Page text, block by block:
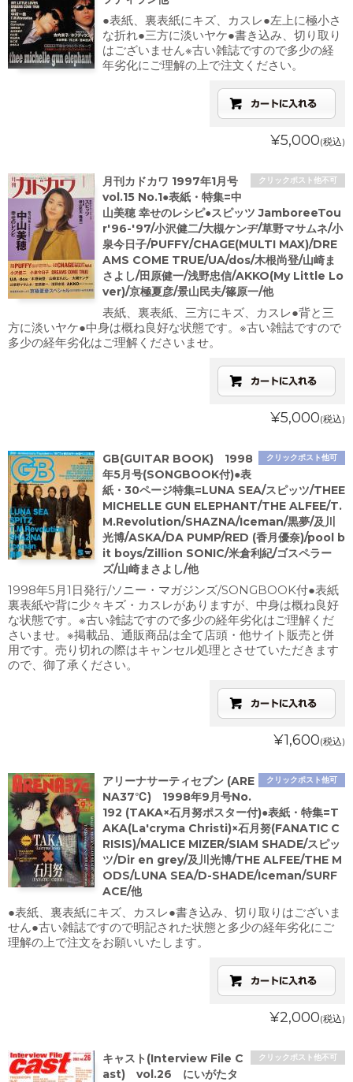
●表紙、裏表紙にキズ、カスレ●左上に極小さ
な折れ●三方に淡いヤケ●書き込み、切り取り
はございません※古い雑誌ですので多少の経
年劣化にご理解の上で注文ください。
¥5,000(税込)
クリックポスト他不可
月刊カドカワ 1997年1月号
vol.15 No.1●表紙・特集=中
山美穂 幸せのレシピ●スピッツ JamboreeTou
r'96-'97/小沢健二/大槻ケンヂ/草野マサムネ/小
泉今日子/PUFFY/CHAGE(MULTI MAX)/DRE
AMS COME TRUE/UA/dos/木根尚登/山崎ま
さよし/田原健一/浅野忠信/AKKO(My Little Lo
ver)/京極夏彦/景山民夫/篠原一/他
表紙、裏表紙、三方にキズ、カスレ●背と三
方に淡いヤケ●中身は概ね良好な状態です。※古い雑誌ですので
多少の経年劣化はご理解くださいませ。
¥5,000(税込)
クリックポスト他可
GB(GUITAR BOOK) 1998
年5月号(SONGBOOK付)●表
紙・30ページ特集=LUNA SEA/スピッツ/THEE
MICHELLE GUN ELEPHANT/THE ALFEE/T.
M.Revolution/SHAZNA/Iceman/黒夢/及川
光博/ASKA/DA PUMP/RED (香月優奈)/pool b
it boys/Zillion SONIC/米倉利紀/ゴスペラー
ズ/山崎まさよし/他
1998年5月1日発行/ソニー・マガジンズ/SONGBOOK付●表紙
裏表紙や背に少々キズ・カスレがありますが、中身は概ね良好
な状態です。※古い雑誌ですので多少の経年劣化はご理解くだ
さいませ。※掲載品、通販商品は全て店頭・他サイト販売と併
用です。売り切れの際はキャンセル処理とさせていただきます
ので、御了承ください。
¥1,600(税込)
クリックポスト他可
アリーナサーティセブン (ARE
NA37℃) 1998年9月号No.
192 (TAKA×石月努ポスター付)●表紙・特集=T
AKA(La'cryma Christi)×石月努(FANATIC C
RISIS)/MALICE MIZER/SIAM SHADE/スピッ
ツ/Dir en grey/及川光博/THE ALFEE/THE M
ODS/LUNA SEA/D-SHADE/Iceman/SURF
ACE/他
●表紙、裏表紙にキズ、カスレ●書き込み、切り取りはございま
せん●古い雑誌ですので明記された状態と多少の経年劣化にご
理解の上で注文をお願いいたします。
¥2,000(税込)
クリックポスト他不可
キャスト(Interview File C
ast) vol.26 にいがたタ